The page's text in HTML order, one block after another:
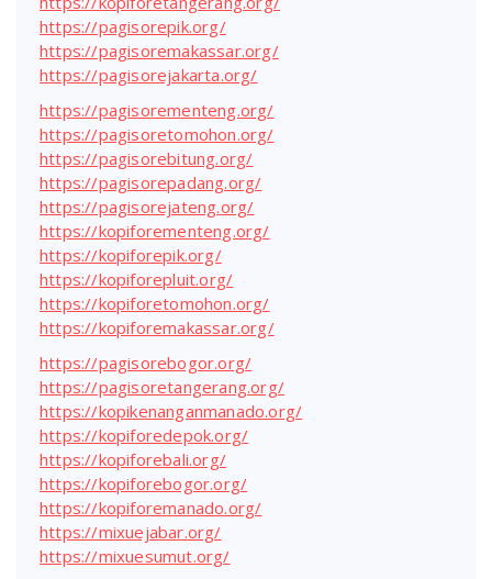
https://pagisorepik.org/
https://pagisoremakassar.org/
https://pagisorejakarta.org/
https://pagisorementeng.org/
https://pagisoretomohon.org/
https://pagisorebitung.org/
https://pagisorepadang.org/
https://pagisorejateng.org/
https://kopiforementeng.org/
https://kopiforepik.org/
https://kopiforepluit.org/
https://kopiforetomohon.org/
https://kopiforemakassar.org/
https://pagisorebogor.org/
https://pagisoretangerang.org/
https://kopikenanganmanado.org/
https://kopiforedepok.org/
https://kopiforebali.org/
https://kopiforebogor.org/
https://kopiforemanado.org/
https://mixuejabar.org/
https://mixuesumut.org/